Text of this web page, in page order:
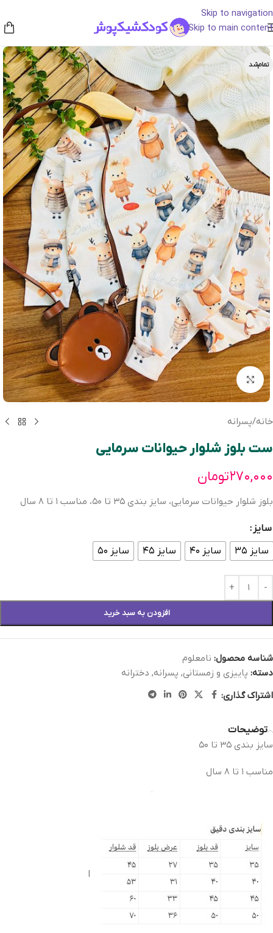
Skip to navigation
Skip to main content
تمام‌شد
بزرگنمایی تصویر
خانه/پسرانه
ست بلوز شلوار حيوانات سرمايی
۲۷۰,۰۰۰تومان
بلوز شلوار حيوانات سرمايی، سايز بندی ٣٥ تا ٥٠، مناسب ١ تا ٨ سال
سایز
سایز ۳۵
سایز ۴۰ سایز ۴۵ سایز ۵۰
افزودن به سبد خرید
شناسه محصول: نامعلوم
دسته: پاییزی و زمستانی, پسرانه, دخترانه
اشتراک گذاری:
توضیحات
سايز بندی ٣٥ تا ٥٠
مناسب ١ تا ٨ سال
I